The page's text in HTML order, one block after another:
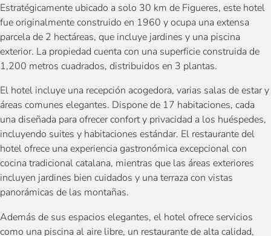
Estratégicamente ubicado a solo 30 km de Figueres, este hotel
fue originalmente construido en 1960 y ocupa una extensa
parcela de 2 hectáreas, que incluye jardines y una piscina
exterior. La propiedad cuenta con una superficie construida de
1,200 metros cuadrados, distribuidos en 3 plantas.
El hotel incluye una recepción acogedora, varias salas de estar y
áreas comunes elegantes. Dispone de 17 habitaciones, cada
una diseñada para ofrecer confort y privacidad a los huéspedes,
incluyendo suites y habitaciones estándar. El restaurante del
hotel ofrece una experiencia gastronómica excepcional con
cocina tradicional catalana, mientras que las áreas exteriores
incluyen jardines bien cuidados y una terraza con vistas
panorámicas de las montañas.
Además de sus espacios elegantes, el hotel ofrece servicios
como una piscina al aire libre, un restaurante de alta calidad,